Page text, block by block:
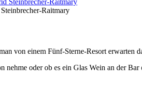
Raitmary
von einem Fünf-Sterne-Resort erwarten
oder ob es ein Glas Wein an der Bar